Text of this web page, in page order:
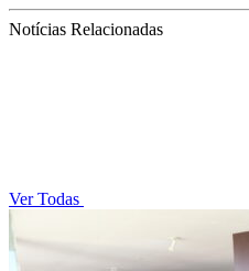
Notícias Relacionadas
Ver Todas